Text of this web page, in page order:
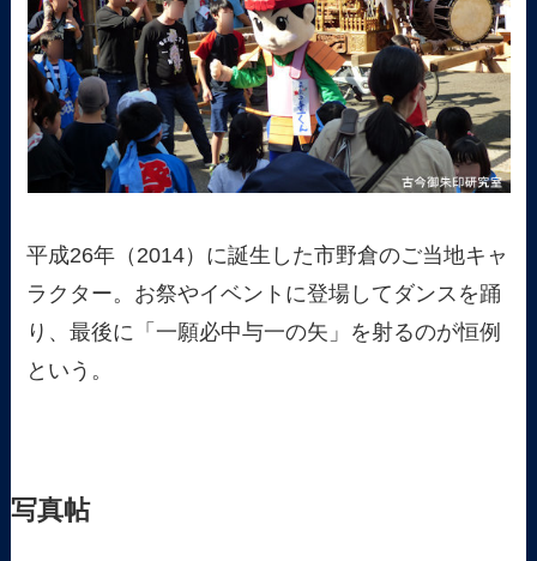
平成26年（2014）に誕生した市野倉のご当地キャ
ラクター。お祭やイベントに登場してダンスを踊
り、最後に「一願必中与一の矢」を射るのが恒例
という。
写真帖